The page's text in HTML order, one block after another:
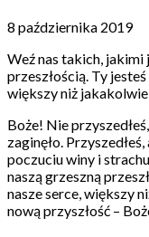
8 października 2019
Weź nas takich, jakimi
przeszłością. Ty
większy niż
Boże! Nie
zaginęło.
poczuciu winy i
naszą grzeszną
nasze serce, większy
nową przyszłość –